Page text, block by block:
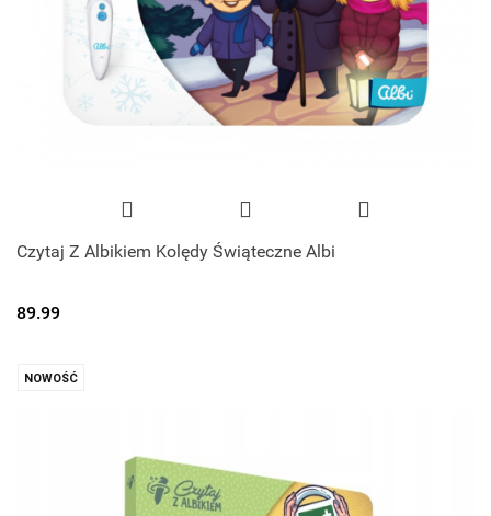
Czytaj Z Albikiem Kolędy Świąteczne Albi
89.99
NOWOŚĆ